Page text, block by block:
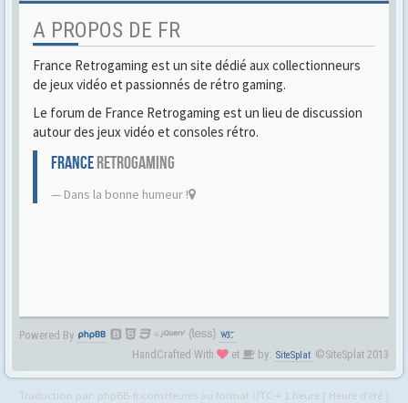
A PROPOS DE FR
France Retrogaming est un site dédié aux collectionneurs
de jeux vidéo et passionnés de rétro gaming.
Le forum de France Retrogaming est un lieu de discussion
autour des jeux vidéo et consoles rétro.
FRANCERETROGAMING
Dans la bonne humeur !
Powered By
HandCrafted With
et by: SiteSplat ©SiteSplat 2013
Traduction par: phpBB-fr.comHeures au format UTC + 1 heure [ Heure d’été ]